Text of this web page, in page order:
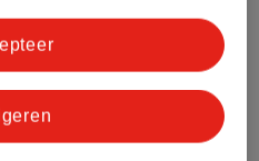
) = hoge impact op het milieu.
= lage impact op het milieu.